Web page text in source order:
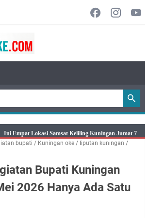
Jumat 7 Agustus 2026 Mobil SIM Keliling Ada di
Kecamatan Sindangagung
Dicabut Dari Hidupmu, Kamu Akan Tetap Berjalan
Kelaparan Meskipun Memiliki Sekarung Penuh Uang
Salat Lima Waktu itu Bukan Cuma Kewajiban, Tapi
bupati / Kuningan oke / liputan kuningan /
Bupati Kuningan
2026 Hanya Ada Satu